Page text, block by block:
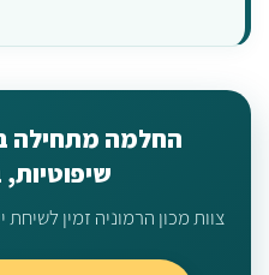
החלמה מתחילה
צוות מכון הרמוניה זמין